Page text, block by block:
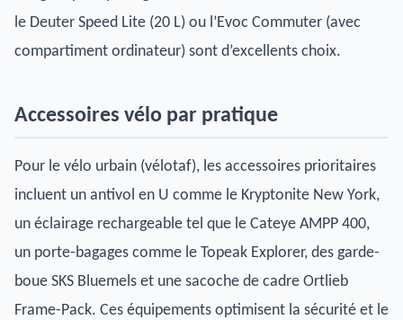
le Deuter Speed Lite (20 L) ou l’Evoc Commuter (avec
compartiment ordinateur) sont d’excellents choix.
Accessoires vélo par pratique
Pour le vélo urbain (vélotaf), les accessoires prioritaires
incluent un antivol en U comme le Kryptonite New York,
un éclairage rechargeable tel que le Cateye AMPP 400,
un porte-bagages comme le Topeak Explorer, des garde-
boue SKS Bluemels et une sacoche de cadre Ortlieb
Frame-Pack. Ces équipements optimisent la sécurité et le